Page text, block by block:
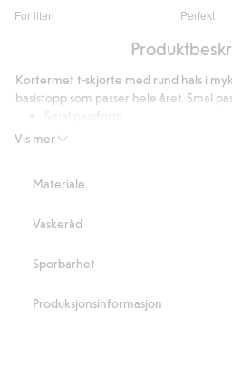
For liten Perfekt
av
52
stemmer
Vis mer
Kortermet t-skjorte med rund hals i
basistopp som passer hele året. Smal
Inneholder 95 % økologisk bomull.
Materiale
Vaskeråd
Sporbarhet
Produksjonsinformasjon